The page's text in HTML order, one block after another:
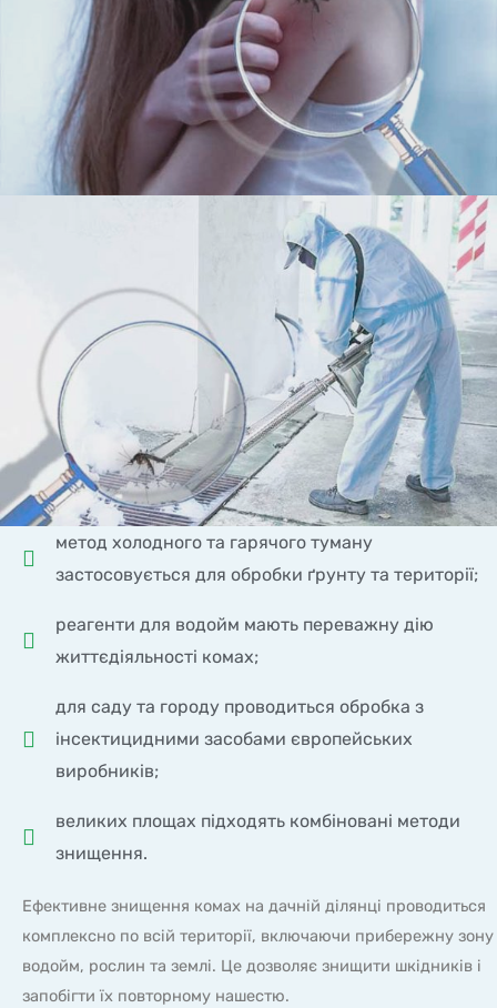
метод холодного та гарячого туману
застосовується для обробки ґрунту та території;
реагенти для водойм мають переважну дію
життєдіяльності комах;
для саду та городу проводиться обробка з
інсектицидними засобами європейських
виробників;
великих площах підходять комбіновані методи
знищення.
Ефективне знищення комах на дачній ділянці проводиться
комплексно по всій території, включаючи прибережну зону
водойм, рослин та землі. Це дозволяє знищити шкідників і
запобігти їх повторному нашестю.